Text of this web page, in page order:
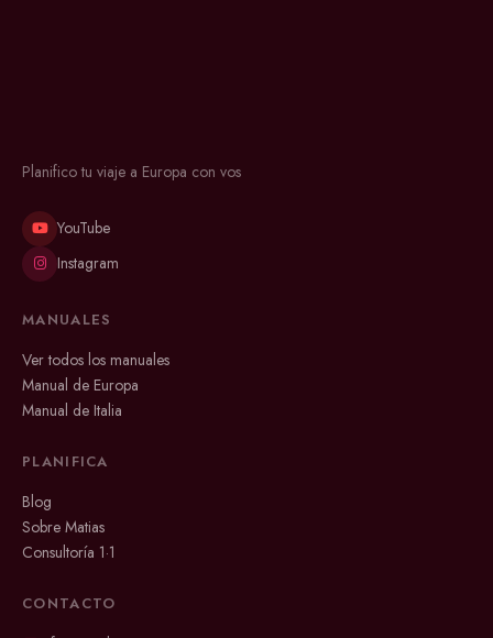
Planifico tu viaje a Europa con vos
YouTube
Instagram
MANUALES
Ver todos los manuales
Manual de Europa
Manual de Italia
PLANIFICA
Blog
Sobre Matias
Consultoría 1·1
CONTACTO